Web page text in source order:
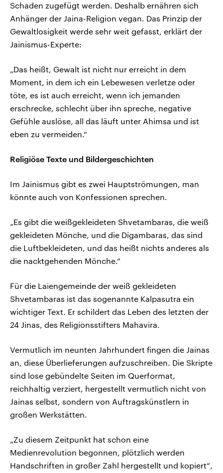
Schaden zugefügt werden. Deshalb ernähren sich
Anhänger der Jaina-Religion vegan. Das Prinzip der
Gewaltlosigkeit werde sehr weit gefasst, erklärt der
Jainismus-Experte:
„Das heißt, Gewalt ist nicht nur erreicht in dem
Moment, in dem ich ein Lebewesen verletze oder
töte, es ist auch erreicht, wenn ich jemanden
erschrecke, schlecht über ihn spreche, negative
Gefühle auslöse, all das läuft unter Ahimsa und ist
eben zu vermeiden.“
Religiöse Texte und Bildergeschichten
Im Jainismus gibt es zwei Hauptströmungen, man
könnte auch von Konfessionen sprechen.
„Es gibt die weißgekleideten Shvetambaras, die weiß
gekleideten Mönche, und die Digambaras, das sind
die Luftbekleideten, und das heißt nichts anderes als
die nacktgehenden Mönche.“
Für die Laiengemeinde der weiß gekleideten
Shvetambaras ist das sogenannte Kalpasutra ein
wichtiger Text. Er schildert das Leben des letzten der
24 Jinas, des Religionsstifters Mahavira.
Vermutlich im neunten Jahrhundert fingen die Jainas
an, diese Überlieferungen aufzuschreiben. Die Skripte
sind lose gebündelte Seiten im Querformat,
reichhaltig verziert, hergestellt vermutlich nicht von
Jainas selbst, sondern von Auftragskünstlern in
großen Werkstätten.
„Zu diesem Zeitpunkt hat schon eine
Medienrevolution begonnen, plötzlich werden
Handschriften in großer Zahl hergestellt und kopiert“,